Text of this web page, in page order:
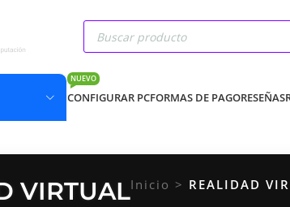
CONFIGURAR PC
NUEVO
FORMAS DE PAGORESEÑAS
VIRTUALInicio > REALIDAD